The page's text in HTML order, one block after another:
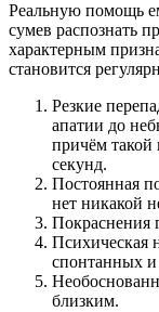
Реальную помощь
сумев распознать
характерным
становится
Резкие
апатии до
причём такой
секунд.
Постоянная
нет никакой
Покраснения
Психическая
спонтанных
близким.